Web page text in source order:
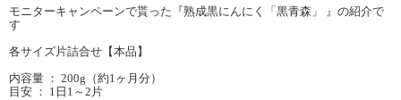
モニターキャンペーンで貰った『熟成黒にんにく「黒青森」 』の紹介で
す
各サイズ片詰合せ【本品】
内容量 ： 200g（約1ヶ月分）
目安 ： 1日1～2片